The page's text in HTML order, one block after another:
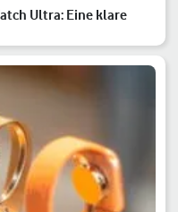
Ultra: Eine klare